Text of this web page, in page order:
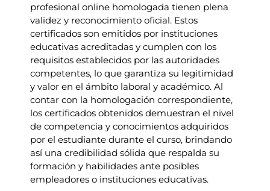
profesional online homologada tienen plena
validez y reconocimiento oficial. Estos
certificados son emitidos por instituciones
educativas acreditadas y cumplen con los
requisitos establecidos por las autoridades
competentes, lo que garantiza su legitimidad
y valor en el ámbito laboral y académico. Al
contar con la homologación correspondiente,
los certificados obtenidos demuestran el nivel
de competencia y conocimientos adquiridos
por el estudiante durante el curso, brindando
así una credibilidad sólida que respalda su
formación y habilidades ante posibles
empleadores o instituciones educativas.